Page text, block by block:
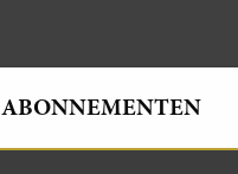
ABONNEMENTEN